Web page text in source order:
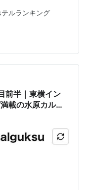
わしい選択肢とし
ウルには、伝統と
います。古宮の荘
そして明洞や弘大
ャーは、訪れる
おもてなし…
テルランキング
前半｜東横イン
載の水原カルグ